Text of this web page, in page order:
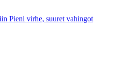
Pieni virhe, suuret vahingot